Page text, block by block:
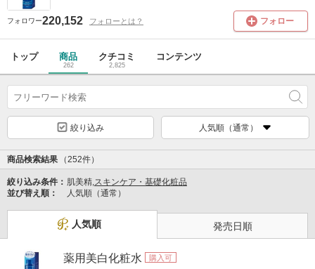
フォロワー220,152 フォローとは？ フォロー
トップ 商品
262
クチコミ
2,825
コンテンツ
絞り込み 人気順（通常）
商品検索結果 （252件）
絞り込み条件： 肌美精,スキンケア・基礎化粧品
並び替え順：
人気順（通常）
人気順 発売日順
薬用美白化粧水 購入可